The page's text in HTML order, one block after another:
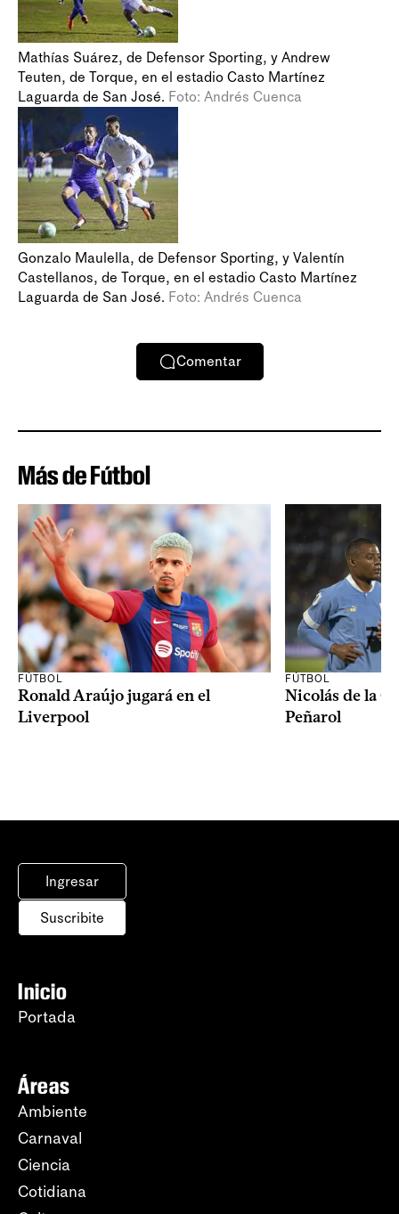
Mathías Suárez, de Defensor Sporting, y Andrew
Teuten, de Torque, en el estadio Casto Martínez
Laguarda de San José. Foto: Andrés Cuenca
Gonzalo Maulella, de Defensor Sporting, y Valentín
Castellanos, de Torque, en el estadio Casto Martínez
Laguarda de San José. Foto: Andrés Cuenca
Comentar
Más de Fútbol
FÚTBOL
Ronald Araújo jugará en el
Liverpool
FÚTBOL
Nicolás de la
Peñarol
Ingresar
Suscribite
Inicio
Portada
Áreas
Ambiente
Carnaval
Ciencia
Cotidiana